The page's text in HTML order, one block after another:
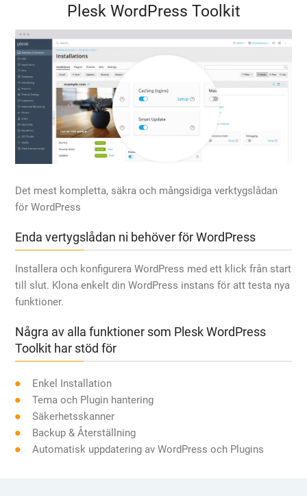
Plesk WordPress Toolkit
Det mest kompletta, säkra och mångsidiga verktygslådan
för WordPress
Enda vertygslådan ni behöver för WordPress
Installera och konfigurera WordPress med ett klick från start
till slut. Klona enkelt din WordPress instans för att testa nya
funktioner.
Några av alla funktioner som Plesk WordPress
Toolkit har stöd för
Enkel Installation
Tema och Plugin hantering
Säkerhetsskanner
Backup & Återställning
Automatisk uppdatering av WordPress och Plugins